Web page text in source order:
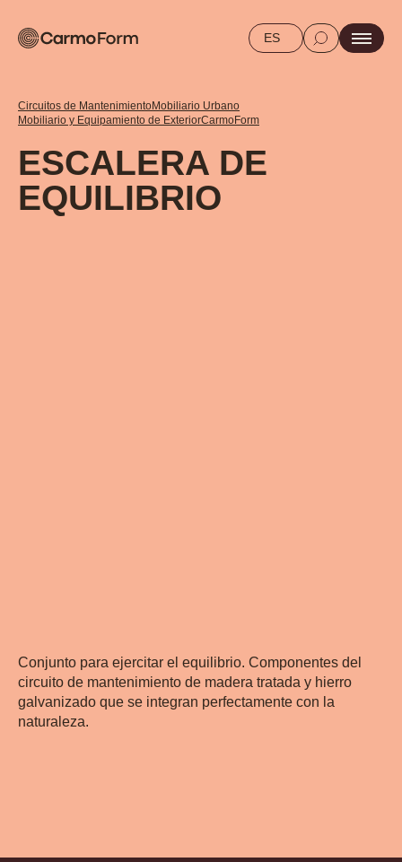
ES
Circuitos de MantenimientoMobiliario Urbano
Mobiliario y Equipamiento de ExteriorCarmoForm
ESCALERA DE
EQUILIBRIO
Conjunto para ejercitar el equilibrio. Componentes del
circuito de mantenimiento de madera tratada y hierro
galvanizado que se integran perfectamente con la
naturaleza.